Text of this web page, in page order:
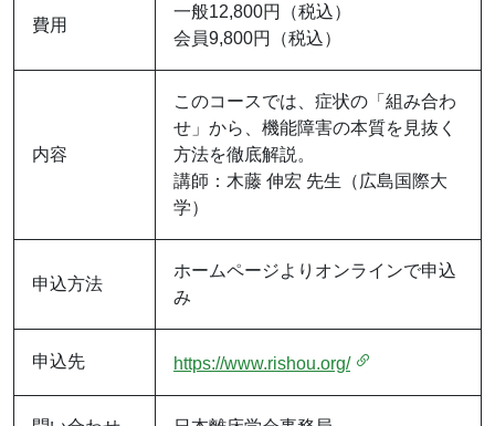
費用
一般12,800円（税込）
会員9,800円（税込）
内容
このコースでは、症状の「組み合わ
せ」から、機能障害の本質を見抜く
方法を徹底解説。
講師：木藤 伸宏 先生（広島国際大
学）
申込方法
ホームページよりオンラインで申込
み
申込先 https://www.rishou.org/